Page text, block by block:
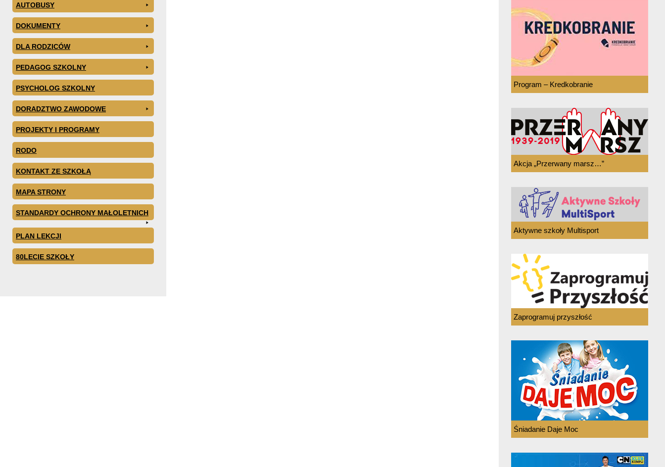
AUTOBUSY
DOKUMENTY
DLA RODZICÓW
PEDAGOG SZKOLNY
PSYCHOLOG SZKOLNY
DORADZTWO ZAWODOWE
PROJEKTY I PROGRAMY
RODO
KONTAKT ZE SZKOŁĄ
MAPA STRONY
STANDARDY OCHRONY MAŁOLETNICH
PLAN LEKCJI
80LECIE SZKOŁY
Program – Kredkobranie
Akcja „Przerwany marsz…”
Aktywne szkoły Multisport
Zaprogramuj przyszłość
Śniadanie Daje Moc